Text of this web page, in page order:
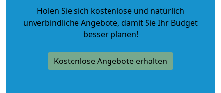
Holen Sie sich kostenlose und natürlich
unverbindliche Angebote, damit Sie Ihr Budget
besser planen!
Kostenlose Angebote erhalten